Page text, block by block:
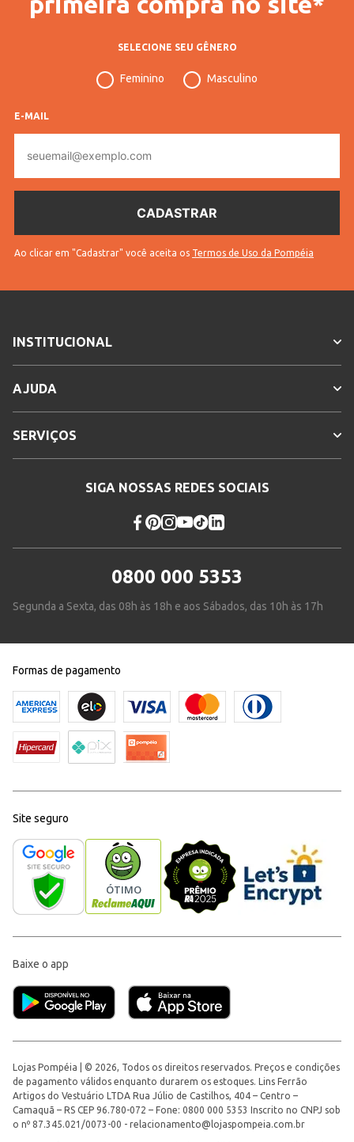
SELECIONE SEU GÊNERO
Feminino Masculino
E-MAIL
mail
Ao clicar em "Cadastrar" você aceita os Termos de Uso da Pompéia
INSTITUCIONAL
AJUDA
SERVIÇOS
SIGA NOSSAS REDES SOCIAIS
0800 000 5353
Segunda a Sexta, das 08h às 18h e aos Sábados, das 10h às 17h
Formas de pagamento
Site seguro
Baixe o app
Lojas Pompéia | © 2026, Todos os direitos reservados. Preços e condições
de pagamento válidos enquanto durarem os estoques. Lins Ferrão
Artigos do Vestuário LTDA Rua Júlio de Castilhos, 404 – Centro –
Camaquã – RS CEP 96.780-072 – Fone: 0800 000 5353 Inscrito no CNPJ sob
o nº 87.345.021/0073-00 - relacionamento@lojaspompeia.com.br